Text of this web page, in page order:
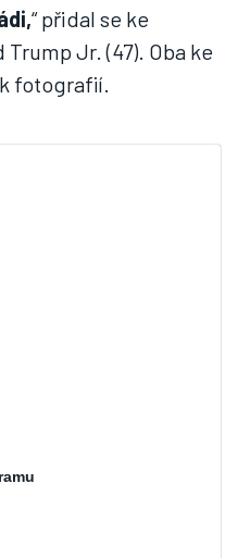
“ přidal se ke
Jr. (47). Oba ke
fotografií.